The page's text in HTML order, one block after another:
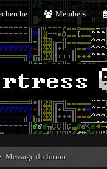
Members
Message du forum